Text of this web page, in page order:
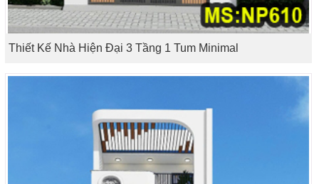
Thiết Kế Nhà Hiện Đại 3 Tầng 1 Tum Minimal